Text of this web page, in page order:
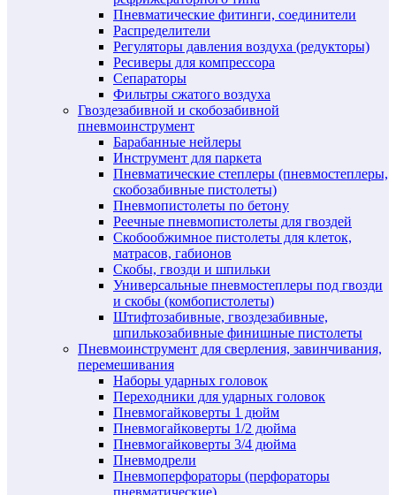
Пневматические фитинги, соединители
Распределители
Регуляторы давления воздуха (редукторы)
Ресиверы для компрессора
Сепараторы
Фильтры сжатого воздуха
Гвоздезабивной и скобозабивной
пневмоинструмент
Барабанные нейлеры
Инструмент для паркета
Пневматические степлеры (пневмостеплеры,
скобозабивные пистолеты)
Пневмопистолеты по бетону
Реечные пневмопистолеты для гвоздей
Скобообжимное пистолеты для клеток,
матрасов, габионов
Скобы, гвозди и шпильки
Универсальные пневмостеплеры под гвозди
и скобы (комбопистолеты)
Штифтозабивные, гвоздезабивные,
шпилькозабивные финишные пистолеты
Пневмоинструмент для сверления, завинчивания,
перемешивания
Наборы ударных головок
Переходники для ударных головок
Пневмогайковерты 1 дюйм
Пневмогайковерты 1/2 дюйма
Пневмогайковерты 3/4 дюйма
Пневмодрели
Пневмоперфораторы (перфораторы
пневматические)